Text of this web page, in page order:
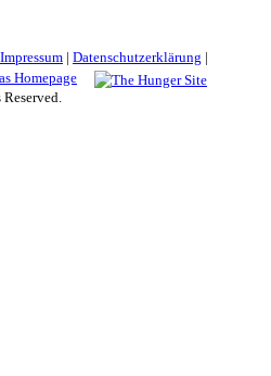
| Datenschutzerklärung |
Homepage